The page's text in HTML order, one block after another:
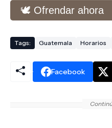
🕊️ Ofrendar ahora
Tags: Guatemala Horarios
Facebook